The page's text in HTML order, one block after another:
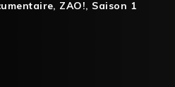
, ZAO!, Saison 1